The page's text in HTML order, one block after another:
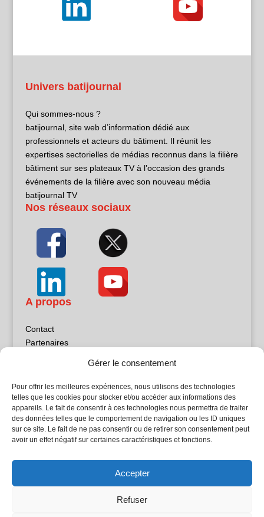
Gérer le consentement
Pour offrir les meilleures expériences, nous utilisons des technologies
telles que les cookies pour stocker et/ou accéder aux informations des
appareils. Le fait de consentir à ces technologies nous permettra de traiter
des données telles que le comportement de navigation ou les ID uniques
sur ce site. Le fait de ne pas consentir ou de retirer son consentement peut
avoir un effet négatif sur certaines caractéristiques et fonctions.
Accepter
Refuser
Univers batijournal
Qui sommes-nous ?
batijournal, site web d’information dédié aux
professionnels et acteurs du bâtiment. Il réunit les
expertises sectorielles de médias reconnus dans la filière
bâtiment sur ses plateaux TV à l’occasion des grands
événements de la filière avec son nouveau média
batijournal TV
Nos réseaux sociaux
A propos
Contact
Partenaires
Politique de confidentialité
Sites partenaires
5Façades
Atrium Patrimoine
L'Atelier Bois